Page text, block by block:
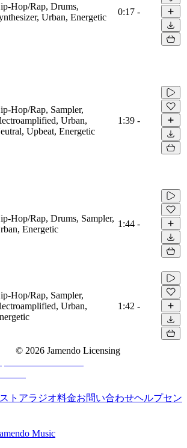
Hop/Rap, Drums,
Urban, Energetic
0:17 -
Hop/Rap, Sampler,
Urban,
Upbeat, Energetic
1:39 -
Hop/Rap, Drums, Sampler,
Energetic
1:44 -
Hop/Rap, Sampler,
Urban,
1:42 -
© 2026 Jamendo Licensing
トアラジオ料金お問い合わせヘルプセン
Music